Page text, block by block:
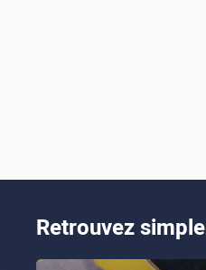
Retrouvez